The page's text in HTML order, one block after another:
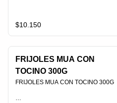
PLU 008064
$10.150
FRIJOLES MUA CON
TOCINO 300G
FRIJOLES MUA CON TOCINO 300G